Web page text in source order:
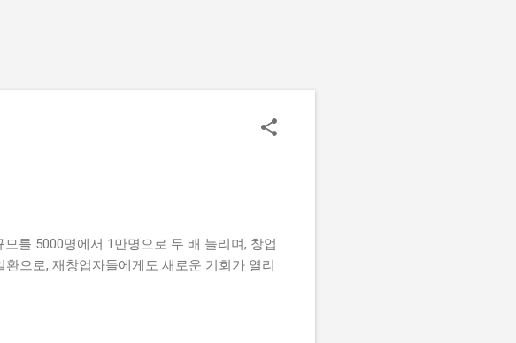
를 5000명에서 1만명으로 두 배 늘리며, 창업
으로, 재창업자들에게도 새로운 기회가 열리